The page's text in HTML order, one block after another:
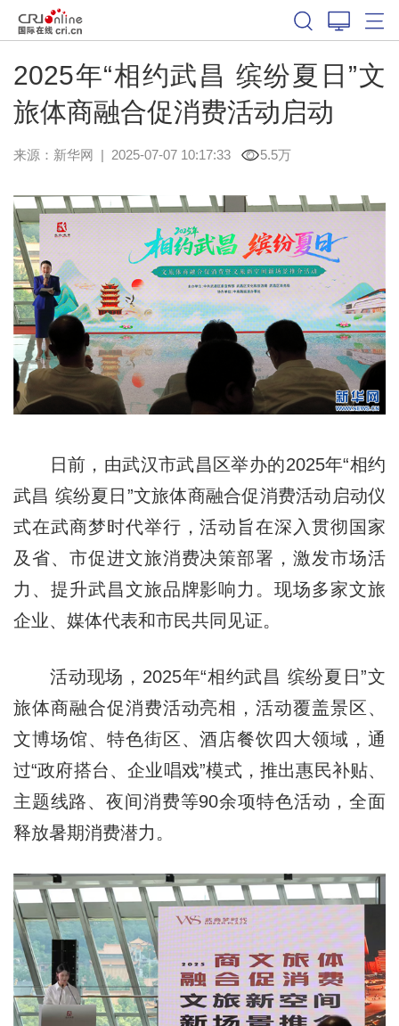
2025年“相约武昌 缤纷夏日”文
旅体商融合促消费活动启动
来源： 新华网 | 2025-07-07 10:17:33 5.5万
日前，由武汉市武昌区举办的2025年“相约
武昌 缤纷夏日”文旅体商融合促消费活动启动仪
式在武商梦时代举行，活动旨在深入贯彻国家
及省、市促进文旅消费决策部署，激发市场活
力、提升武昌文旅品牌影响力。现场多家文旅
企业、媒体代表和市民共同见证。
活动现场，2025年“相约武昌 缤纷夏日”文
旅体商融合促消费活动亮相，活动覆盖景区、
文博场馆、特色街区、酒店餐饮四大领域，通
过“政府搭台、企业唱戏”模式，推出惠民补贴、
主题线路、夜间消费等90余项特色活动，全面
释放暑期消费潜力。